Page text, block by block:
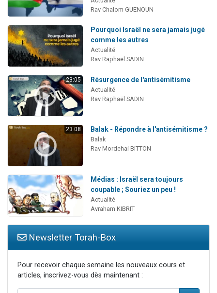
Rav Chalom GUENOUN
Pourquoi Israël ne sera jamais jugé
comme les autres
Actualité
Rav Raphaël SADIN
23:05 Résurgence de l'antisémitisme
Actualité
Rav Raphaël SADIN
23:08 Balak - Répondre à l'antisémitisme ?
Balak
Rav Mordehai BITTON
Médias : Israël sera toujours
coupable ; Souriez un peu !
Actualité
Avraham KIBRIT
Newsletter Torah-Box
Pour recevoir chaque semaine les nouveaux cours et
articles, inscrivez-vous dès maintenant :